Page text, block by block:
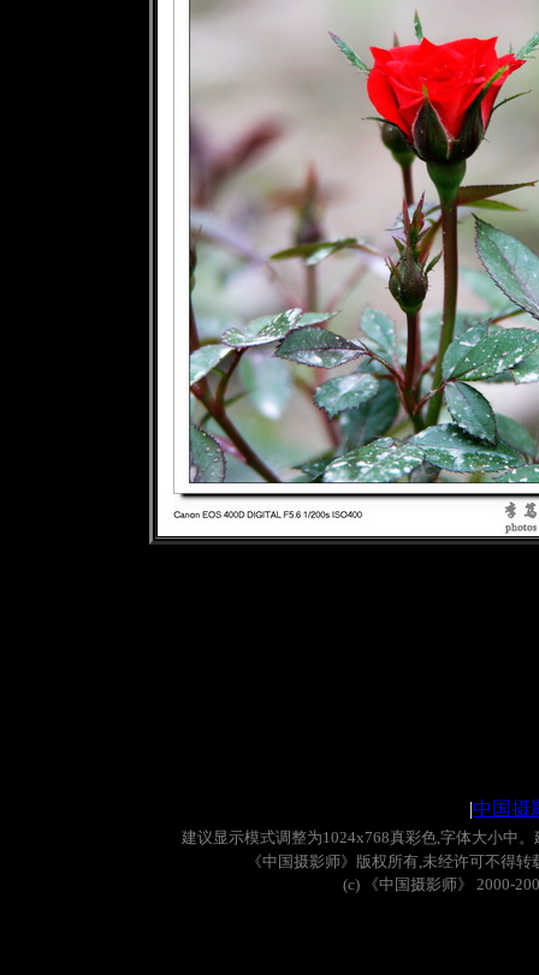
|中国摄
建议显示模式调整为1024x768真彩色,字体大小中。
《中国摄影师》版权所有,未经许可不得转
(c)
《中国摄影师》 2000-200